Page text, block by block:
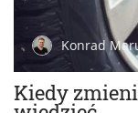
Kiedy
Konrad